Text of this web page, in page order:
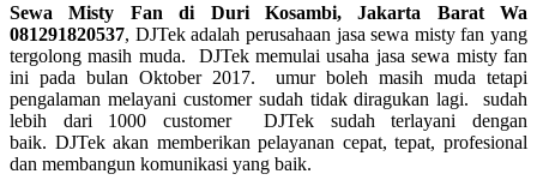
Sewa Misty Fan di Duri Kosambi, Jakarta Barat Wa
081291820537, DJTek adalah perusahaan jasa sewa misty fan yang
tergolong masih muda. DJTek memulai usaha jasa sewa misty fan
ini pada bulan Oktober 2017. umur boleh masih muda tetapi
pengalaman melayani customer sudah tidak diragukan lagi. sudah
lebih dari 1000 customer DJTek sudah terlayani dengan
baik. DJTek akan memberikan pelayanan cepat, tepat, profesional
dan membangun komunikasi yang baik.